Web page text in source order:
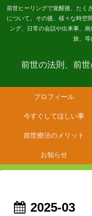
前世ヒーリングで覚醒後、たく
について。その後、様々な時空
ング、日常の会話や出来事、
旅、等
前世の法則、前
プロフィール
今すぐしてほしい事
前世療法のメリット
お知らせ
2025-03